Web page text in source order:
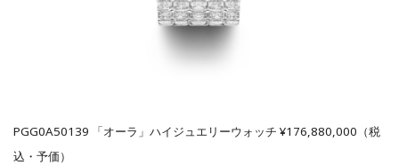
PGG0A50139 「オーラ」ハイジュエリーウォッチ ¥176,880,000（税
込・予価）